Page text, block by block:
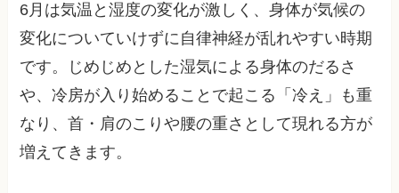
6月は気温と湿度の変化が激しく、身体が気候の
変化についていけずに自律神経が乱れやすい時期
です。じめじめとした湿気による身体のだるさ
や、冷房が入り始めることで起こる「冷え」も重
なり、首・肩のこりや腰の重さとして現れる方が
増えてきます。